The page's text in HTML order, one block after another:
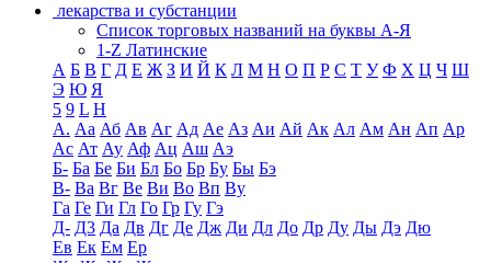
лекарства и субстанции
Список торговых названий на буквы А-Я
1-Z Латинские
А Б В Г Д Е Ж З И Й К Л М Н О П Р С Т У Ф Х Ц Ч Ш
Э Ю Я
5 9 L H
А. Аа Аб Ав Аг Ад Ае Аз Аи Ай Ак Ал Ам Ан Ап Ар
Ас Ат Ау Аф Ац Аш Аэ
Б- Ба Бе Би Бл Бо Бр Бу Бы Бэ
В- Ва Вг Ве Ви Во Вп Ву
Га Ге Ги Гл Го Гр Гу Гэ
Д- Д3 Да Дв Дг Де Дж Ди Дл До Др Ду Ды Дэ Дю
Ев Ек Ем Ер